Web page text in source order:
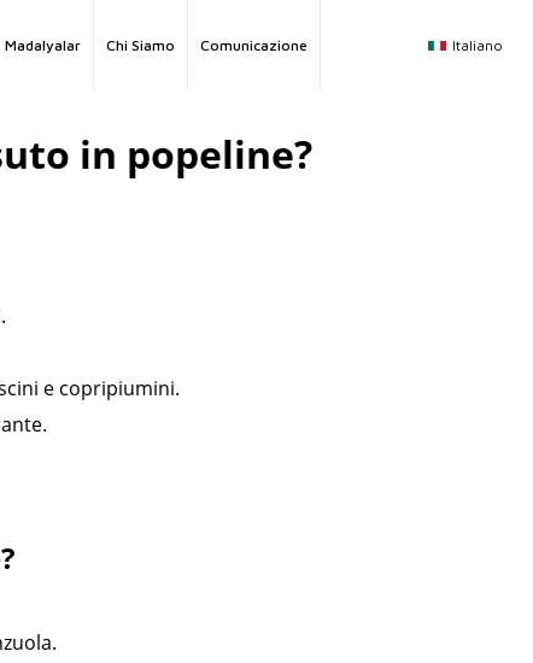
Madalyalar Chi Siamo Comunicazione Italiano
in popeline?
e copripiumini.